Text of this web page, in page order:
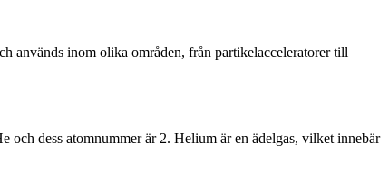
används inom olika områden, från partikelacceleratorer till
och dess atomnummer är 2. Helium är en ädelgas, vilket innebär